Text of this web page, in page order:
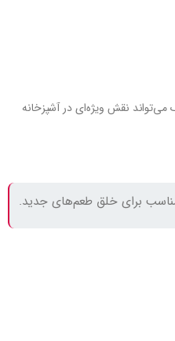
می‌تواند نقش ویژه‌ای در آشپزخانه
مناسب برای خلق طعم‌های جدید.